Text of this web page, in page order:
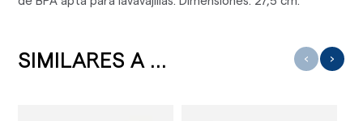
SIMILARES A ... ‹ ›